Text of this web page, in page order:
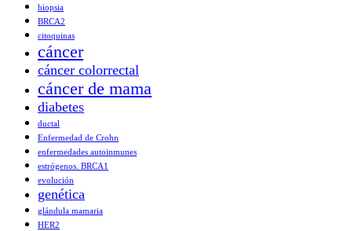
biopsia
BRCA2
citoquinas
cáncer
cáncer colorrectal
cáncer de mama
diabetes
ductal
Enfermedad de Crohn
enfermedades autoinmunes
estrógenos. BRCA1
evolución
genética
glándula mamaria
HER2